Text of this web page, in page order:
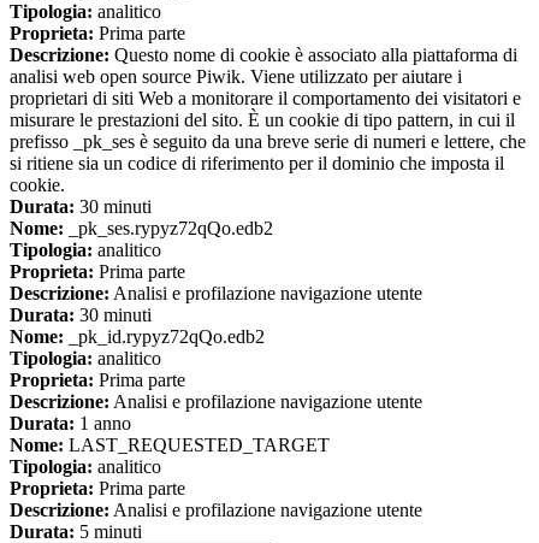
Tipologia: analitico
Proprieta: Prima parte
Descrizione: Questo nome di cookie è associato alla piattaforma di
analisi web open source Piwik. Viene utilizzato per aiutare i
proprietari di siti Web a monitorare il comportamento dei visitatori e
misurare le prestazioni del sito. È un cookie di tipo pattern, in cui il
prefisso _pk_ses è seguito da una breve serie di numeri e lettere, che
si ritiene sia un codice di riferimento per il dominio che imposta il
cookie.
Durata: 30 minuti
Nome: _pk_ses.rypyz72qQo.edb2
Tipologia: analitico
Proprieta: Prima parte
Descrizione: Analisi e profilazione navigazione utente
Durata: 30 minuti
Nome: _pk_id.rypyz72qQo.edb2
Tipologia: analitico
Proprieta: Prima parte
Descrizione: Analisi e profilazione navigazione utente
Durata: 1 anno
Nome: LAST_REQUESTED_TARGET
Tipologia: analitico
Proprieta: Prima parte
Descrizione: Analisi e profilazione navigazione utente
Durata: 5 minuti